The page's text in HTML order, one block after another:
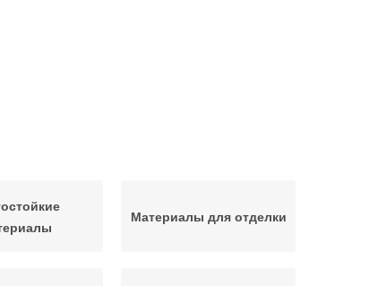
Материалы для отделки